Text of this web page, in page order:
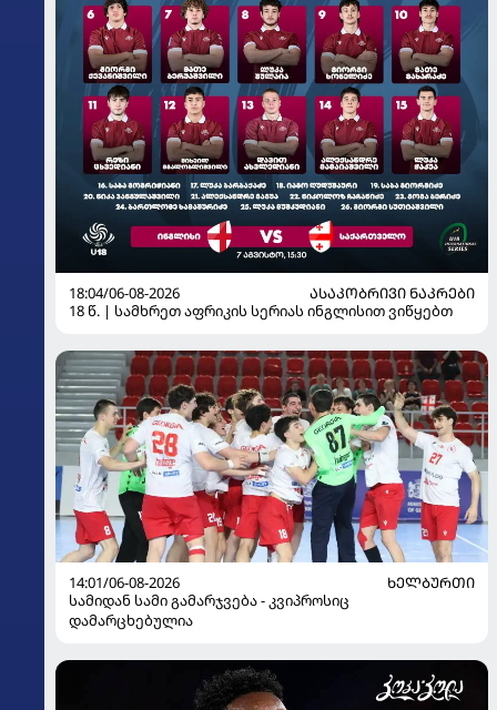
18:04/06-08-2026
ᲐᲡᲐᲙᲝᲑᲠᲘᲕᲘ ᲜᲐᲙᲠᲔᲑᲘ
18 წ. | სამხრეთ აფრიკის სერიას ინგლისით ვიწყებთ
14:01/06-08-2026
ᲮᲔᲚᲑᲣᲠᲗᲘ
სამიდან სამი გამარჯვება - კვიპროსიც
დამარცხებულია